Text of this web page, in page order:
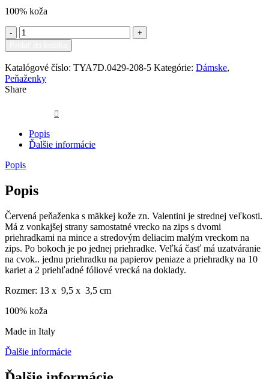
100% koža
množstvo
Peňaženka
kožená
VALENTINI
červená,
stredná
Katalógové číslo: TYA7D.0429-208-5 Kategórie: Dámske,
Peňaženky
Share
Popis
Ďalšie informácie
Popis
Popis
Červená peňaženka s mäkkej kože zn. Valentini je strednej veľkosti.
Má z vonkajšej strany samostatné vrecko na zips s dvomi
priehradkami na mince a stredovým deliacim malým vreckom na
zips. Po bokoch je po jednej priehradke. Veľká časť má uzatváranie
na cvok.. jednu priehradku na papierov peniaze a priehradky na 10
kariet a 2 priehľadné fóliové vrecká na doklady.
Rozmer: 13 x 9,5 x 3,5 cm
100% koža
Made in Italy
Ďalšie informácie